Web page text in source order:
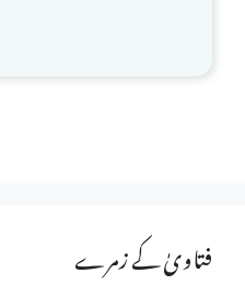
فتاویٰ کے زمرے